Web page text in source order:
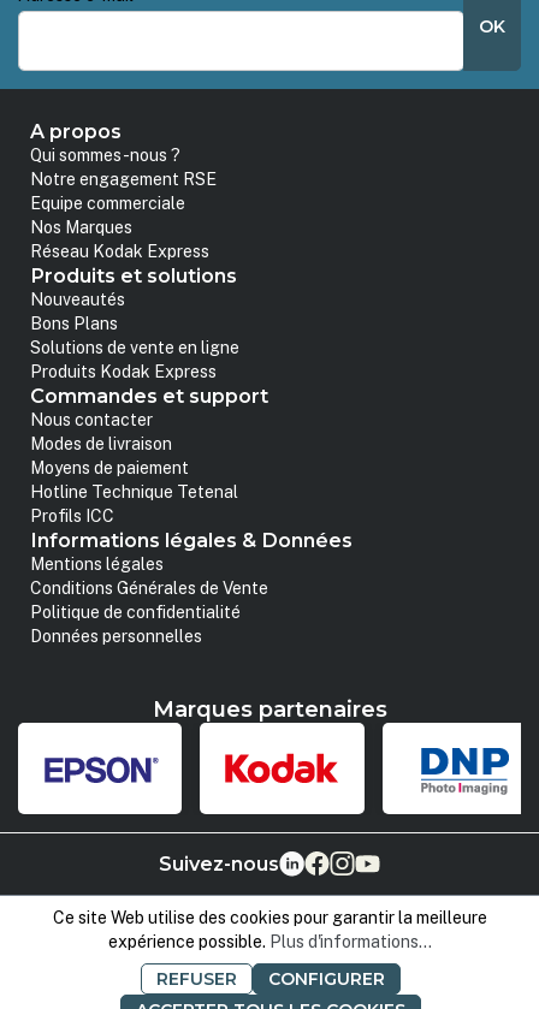
OK
A propos
Qui sommes-nous ?
Notre engagement RSE
Equipe commerciale
Nos Marques
Réseau Kodak Express
Produits et solutions
Nouveautés
Bons Plans
Solutions de vente en ligne
Produits Kodak Express
Commandes et support
Nous contacter
Modes de livraison
Moyens de paiement
Hotline Technique Tetenal
Profils ICC
Informations légales & Données
Mentions légales
Conditions Générales de Vente
Politique de confidentialité
Données personnelles
Marques partenaires
Suivez-nous
Ce site Web utilise des cookies pour garantir la meilleure
expérience possible. Plus d'informations...
REFUSER
CONFIGURER